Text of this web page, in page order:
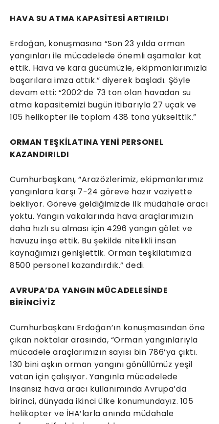
HAVA SU ATMA KAPASİTESİ ARTIRILDI
Erdoğan, konuşmasına “Son 23 yılda orman
yangınları ile mücadelede önemli aşamalar kat
ettik. Hava ve kara gücümüzle, ekipmanlarımızla
başarılara imza attık.” diyerek başladı. Şöyle
devam etti: “2002’de 73 ton olan havadan su
atma kapasitemizi bugün itibarıyla 27 uçak ve
105 helikopter ile toplam 438 tona yükselttik.”
ORMAN TEŞKİLATINA YENİ PERSONEL
KAZANDIRILDI
Cumhurbaşkanı, “Arazözlerimiz, ekipmanlarımız
yangınlara karşı 7-24 göreve hazır vaziyette
bekliyor. Göreve geldiğimizde ilk müdahale aracı
yoktu. Yangın vakalarında hava araçlarımızın
daha hızlı su alması için 4296 yangın gölet ve
havuzu inşa ettik. Bu şekilde nitelikli insan
kaynağımızı genişlettik. Orman teşkilatımıza
8500 personel kazandırdık.” dedi.
AVRUPA’DA YANGIN MÜCADELESİNDE
BİRİNCİYİZ
Cumhurbaşkanı Erdoğan’ın konuşmasından öne
çıkan noktalar arasında, “Orman yangınlarıyla
mücadele araçlarımızın sayısı bin 786’ya çıktı.
130 bini aşkın orman yangını gönüllümüz yeşil
vatan için çalışıyor. Yangınla mücadelede
insansız hava aracı kullanımında Avrupa’da
birinci, dünyada ikinci ülke konumundayız. 105
helikopter ve İHA’larla anında müdahale